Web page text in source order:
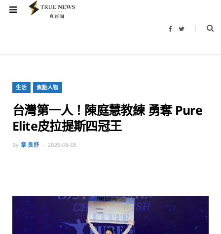
F
b
T
t
生活 焦點人物
台灣第一人！陳庭慧教練 勇奪 Pure
Elite皮拉提斯四冠王
By 章 良妤 2026-06-05